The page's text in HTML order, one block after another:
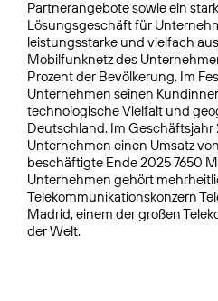
Partnerangebote sowie ein
Lösungsgeschäft für
leistungsstarke und vielfach
Mobilfunknetz des
Prozent der Bevölkerung. Im
Unternehmen seinen
technologische Vielfalt und
Deutschland. Im
Unternehmen einen Umsatz
beschäftigte Ende 2025 7650
Unternehmen gehört
Telekommunikationskonzern
Madrid, einem der großen
der Welt.